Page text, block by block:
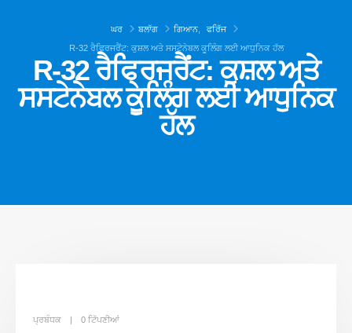
ਘਰ ਬਲਾੱਗ ਗਿਆਨ,
ਫਰਿੱਜ
R-32 ਰੈਫ੍ਰਿਜਰੈਂਟ: ਕੁਸ਼ਲ ਅਤੇ ਸਸਟੇਨੇਬਲ ਕੂਲਿੰਗ ਲਈ ਆਧੁਨਿਕ ਹੱਲ
R-32 ਰੈਫ੍ਰਿਜਰੈਂਟ: ਕੁਸ਼ਲ ਅਤੇ
ਸਸਟੇਨੇਬਲ ਕੂਲਿੰਗ ਲਈ ਆਧੁਨਿਕ
ਹੱਲ
ਪ੍ਰਬੰਧਕ 0 ਟਿੱਪਣੀਆਂ